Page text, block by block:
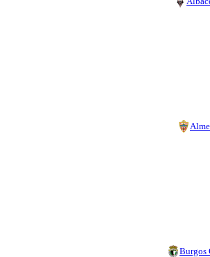
Burgos